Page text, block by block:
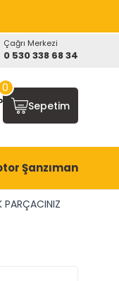
Çağrı Merkezi
0 530 338 68 34
Sepetim
0
Şanzıman
PARÇACINIZ